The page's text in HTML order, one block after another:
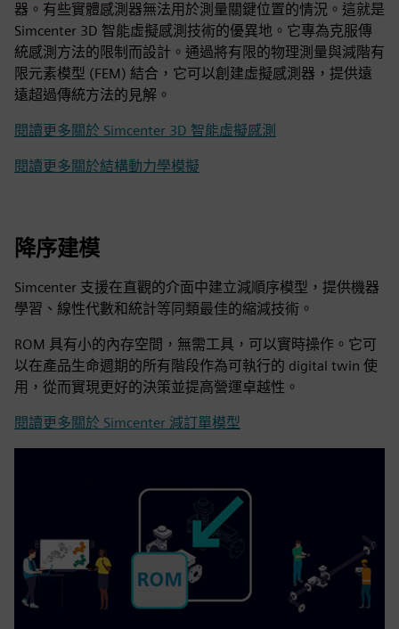
器。有些實體感測器無法用於測量關鍵位置的情況。這就是
Simcenter 3D 智能虛擬感測技術的優異地。它專為克服傳
統感測方法的限制而設計。通過將有限的物理測量與減階有
限元素模型 (FEM) 結合，它可以創建虛擬感測器，提供遠
遠超過傳統方法的見解。
閱讀更多關於 Simcenter 3D 智能虛擬感測
閱讀更多關於結構動力學模擬
降序建模
Simcenter 支援在直觀的介面中建立減順序模型，提供機器
學習、線性代數和統計等同類最佳的縮減技術。
ROM 具有小的內存空間，無需工具，可以實時操作。它可
以在產品生命週期的所有階段作為可執行的 digital twin 使
用，從而實現更好的決策並提高營運卓越性。
閱讀更多關於 Simcenter 減訂單模型